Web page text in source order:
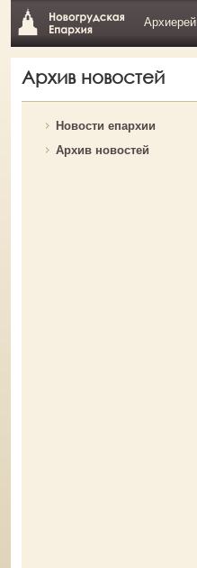
Архиерей
Архив новостей
Новости епархии
Архив новостей